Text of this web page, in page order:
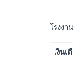
โรงงา
เงินเ